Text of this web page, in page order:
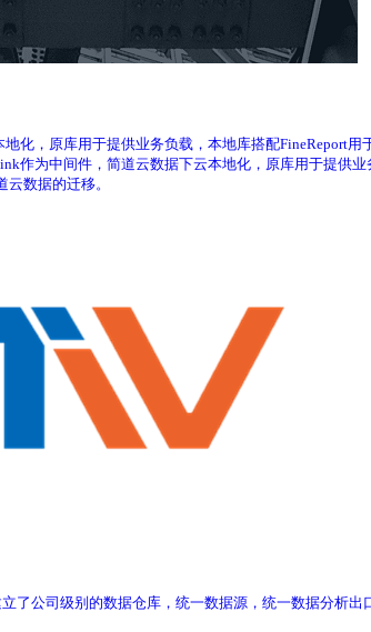
化，原库用于提供业务负载，本地库搭配FineReport
作为中间件，简道云数据下云本地化，原库用于提供
数据的迁移。
了公司级别的数据仓库，统一数据源，统一数据分析出